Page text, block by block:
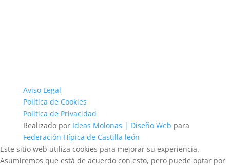
Aviso Legal
Política de Cookies
Política de Privacidad
Realizado por Ideas Molonas | Diseño Web para
Federación Hípica de Castilla león
Este sitio web utiliza cookies para mejorar su experiencia.
Asumiremos que está de acuerdo con esto, pero puede optar por